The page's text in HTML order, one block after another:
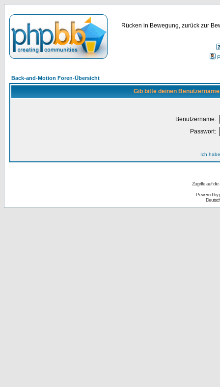
Rücken in Bewegung, zurück zur
Back-and-Motion Foren-Übersicht
Gib bitte deinen
Benutzername:
Passwort:
Ich
Zugriffe auf
Powered by